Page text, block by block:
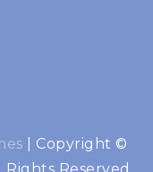
Copyright ©